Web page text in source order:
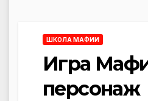
ШКОЛА МАФИИ
Игра
персонаж